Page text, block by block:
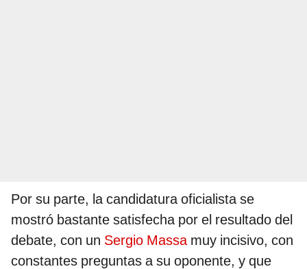
Por su parte, la candidatura oficialista se
mostró bastante satisfecha por el resultado del
debate, con un Sergio Massamuy incisivo, con
constantes preguntas a su oponente, y que